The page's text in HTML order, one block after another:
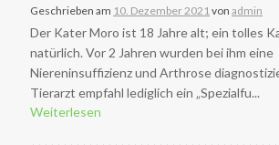
Geschrieben am 10. Dezember 2021von admin
Der Kater Moro ist 18 Jahre alt; ein tolles
natürlich. Vor 2 Jahren wurden bei ihm eine
Niereninsuffizienz und Arthrose
Tierarzt empfahl lediglich ein „Spezialfu...
Weiterlesen